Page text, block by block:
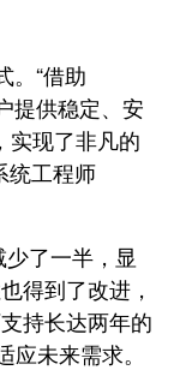
。“借助
提供稳定、安
实现了非凡的
统工程师
了一半，显
得到了改进，
持长达两年的
未来需求。